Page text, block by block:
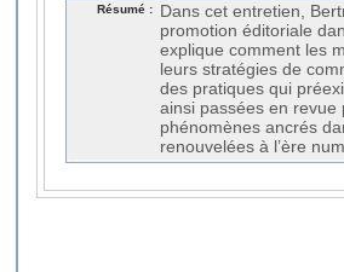
Résumé :
Dans cet entretien,
promotion éditoriale
explique comment les
leurs stratégies de
des pratiques qui
ainsi passées en revue
phénomènes ancrés
renouvelées à l’ère